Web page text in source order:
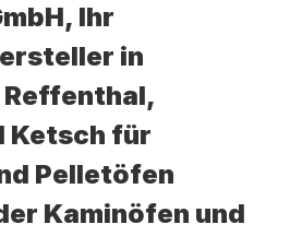
Ihr
in
Ketsch für
Pelletöfen
Kaminöfen und